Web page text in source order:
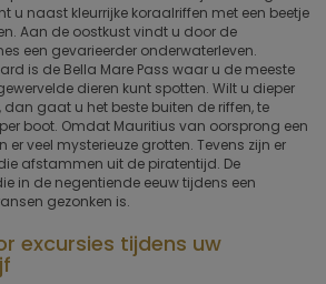
u naast kleurrijke koraalriffen met een beetje
Aan de oostkust vindt u door de
een gevarieerder onderwaterleven.
is de Bella Mare Pass waar u de meeste
dieren kunt spotten. Wilt u dieper
gaat u het beste buiten de riffen, te
boot. Omdat Mauritius van oorsprong een
veel mysterieuze grotten. Tevens zijn er
afstammen uit de piratentijd. De
in de negentiende eeuw tijdens een
gezonken is.
excursies tijdens uw